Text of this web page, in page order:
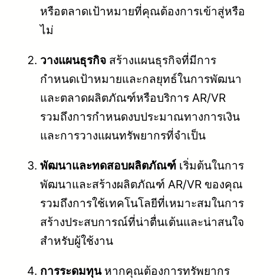
หรือตลาดเป้าหมายที่คุณต้องการเข้าสู่หรือ
ไม่
วางแผนธุรกิจ สร้างแผนธุรกิจที่มีการ
กำหนดเป้าหมายและกลยุทธ์ในการพัฒนา
และตลาดผลิตภัณฑ์หรือบริการ AR/VR
รวมถึงการกำหนดงบประมาณทางการเงิน
และการวางแผนทรัพยากรที่จำเป็น
พัฒนาและทดสอบผลิตภัณฑ์ เริ่มต้นในการ
พัฒนาและสร้างผลิตภัณฑ์ AR/VR ของคุณ
รวมถึงการใช้เทคโนโลยีที่เหมาะสมในการ
สร้างประสบการณ์ที่น่าตื่นเต้นและน่าสนใจ
สำหรับผู้ใช้งาน
การระดมทุนหากคุณต้องการทรัพยากร